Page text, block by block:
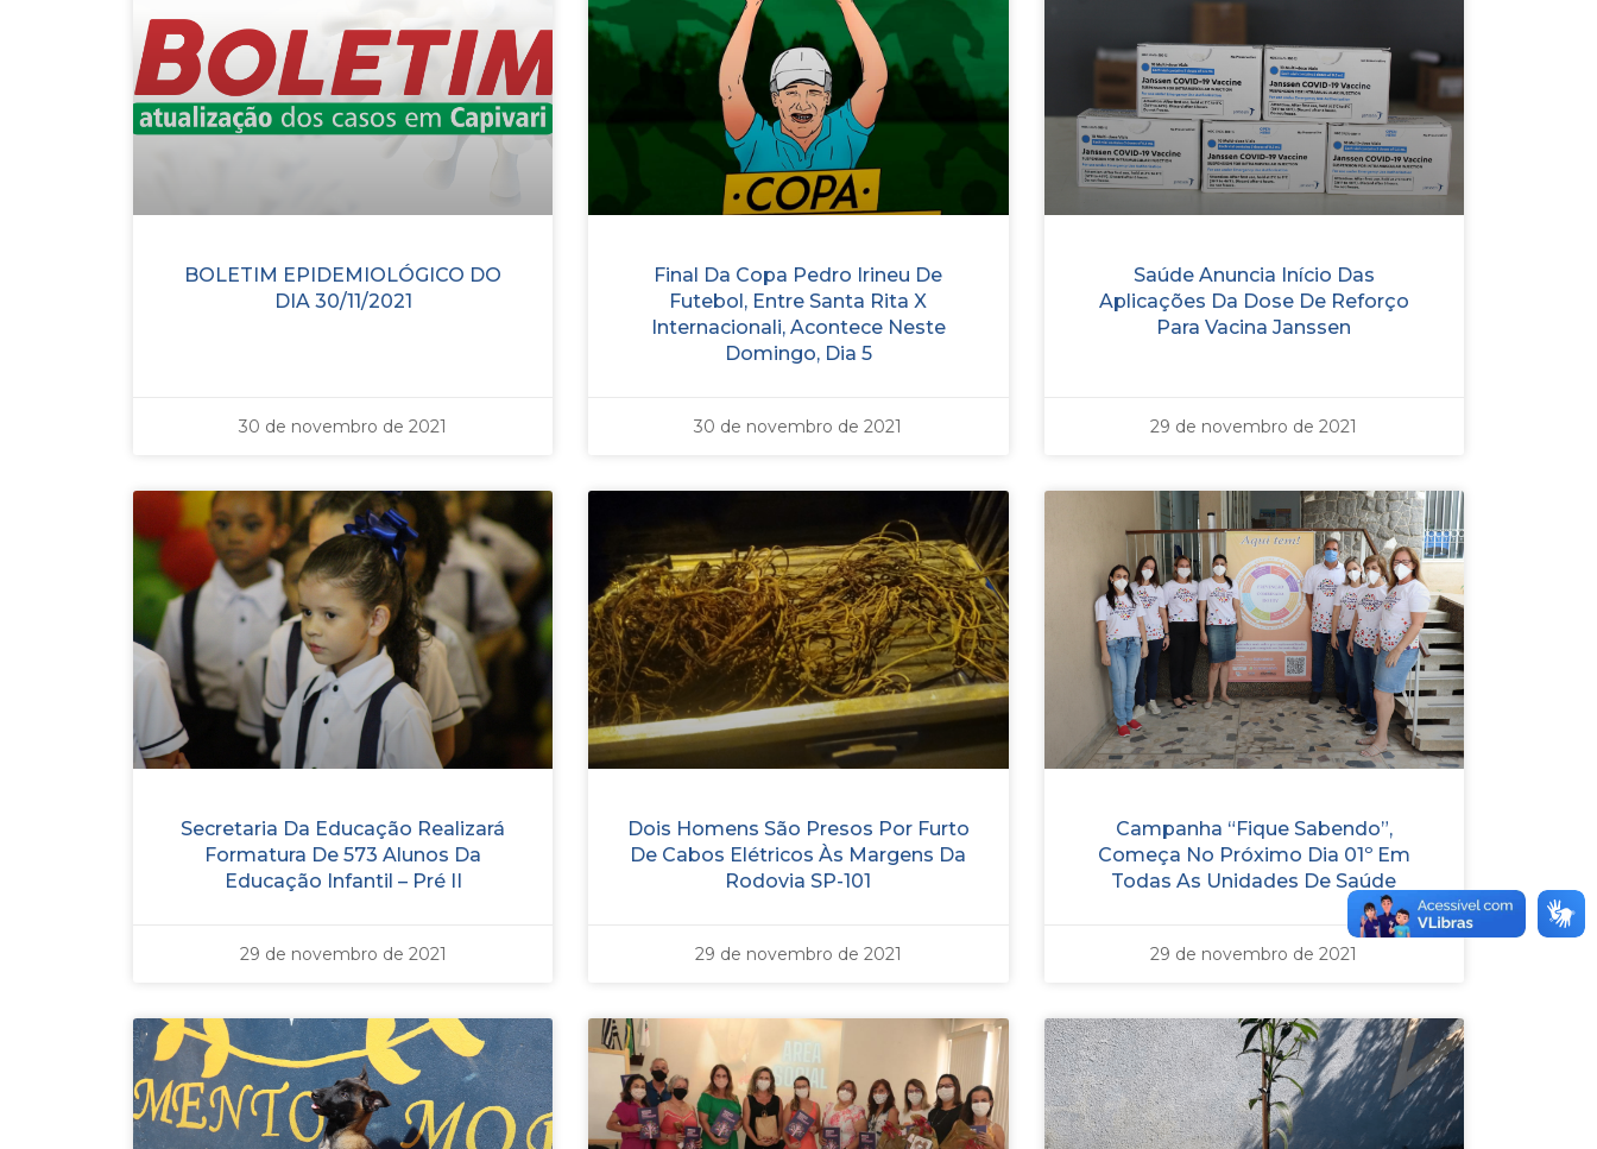
BOLETIM EPIDEMIOLÓGICO DO
DIA 30/11/2021
30 de novembro de 2021
Final Da Copa Pedro Irineu De
Futebol, Entre Santa Rita X
Internacionali, Acontece Neste
Domingo, Dia 5
30 de novembro de 2021
Saúde Anuncia Início Das
Aplicações Da Dose De Reforço
Para Vacina Janssen
29 de novembro de 2021
Secretaria Da Educação Realizará
Formatura De 573 Alunos Da
Educação Infantil – Pré II
29 de novembro de 2021
Dois Homens São Presos Por Furto
De Cabos Elétricos Às Margens Da
Rodovia SP-101
29 de novembro de 2021
Campanha “Fique Sabendo”,
Começa No Próximo Dia 01º Em
Todas As Unidades De Saúde
29 de novembro de 2021